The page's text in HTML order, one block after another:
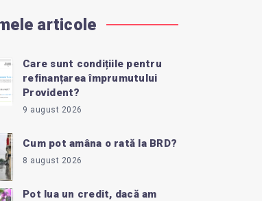
articole
Care sunt condițiile pentru
refinanțarea împrumutului
Provident?
9 august 2026
Cum pot amâna o rată la BRD?
8 august 2026
Pot lua un credit, dacă am